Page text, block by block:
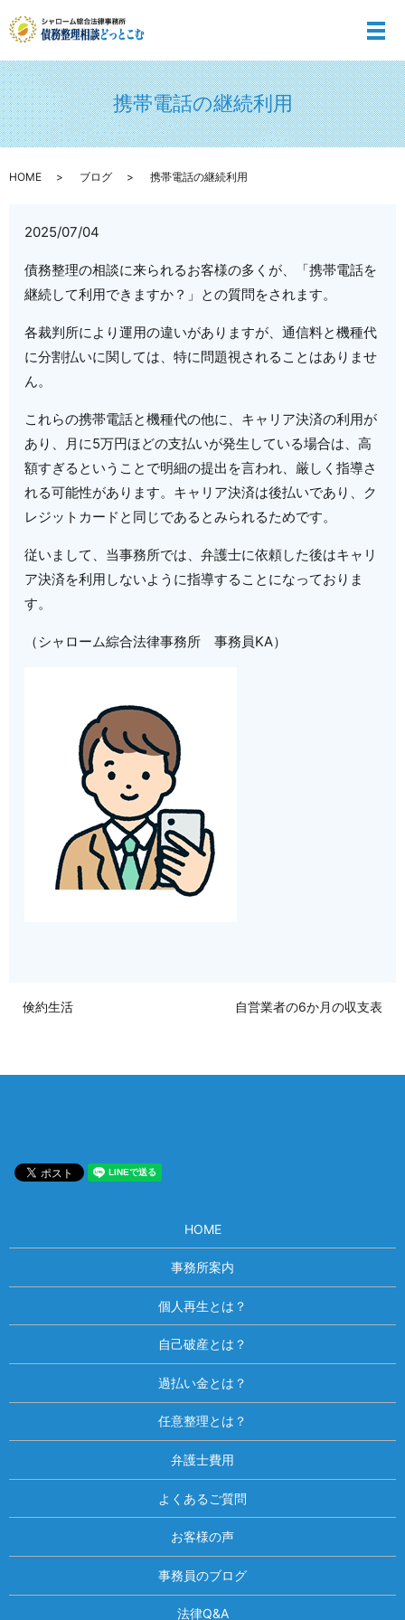
メ
携帯電話の継続利用
HOME ブログ 携帯電話の継続利用
2025/07/04
債務整理の相談に来られるお客様の多くが、「携帯電話を
継続して利用できますか？」との質問をされます。
各裁判所により運用の違いがありますが、通信料と機種代
に分割払いに関しては、特に問題視されることはありませ
ん。
これらの携帯電話と機種代の他に、キャリア決済の利用が
あり、月に5万円ほどの支払いが発生している場合は、高
額すぎるということで明細の提出を言われ、厳しく指導さ
れる可能性があります。キャリア決済は後払いであり、ク
レジットカードと同じであるとみられるためです。
従いまして、当事務所では、弁護士に依頼した後はキャリ
ア決済を利用しないように指導することになっておりま
す。
（シャローム綜合法律事務所 事務員KA）
倹約生活 自営業者の6か月の収支表
HOME
事務所案内
個人再生とは？
自己破産とは？
過払い金とは？
任意整理とは？
弁護士費用
よくあるご質問
お客様の声
事務員のブログ
法律Q&A